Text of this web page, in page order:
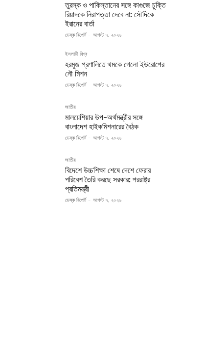
তুরস্ক ও পাকিস্তানের সঙ্গে কাগুজে চুক্তি
রিয়াদকে নিরাপত্তা দেবে না: সৌদিকে
ইরানের বার্তা
ডেস্ক রিপোর্ট - আগস্ট ৭, ২০২৬
ইসলামী বিশ্ব
হরমুজ প্রণালিতে থমকে গেলো ইউরোপের
নৌ মিশন
ডেস্ক রিপোর্ট - আগস্ট ৭, ২০২৬
জাতীয়
মালয়েশিয়ার উপ-অর্থমন্ত্রীর সঙ্গে
বাংলাদেশ হাইকমিশনারের বৈঠক
ডেস্ক রিপোর্ট - আগস্ট ৭, ২০২৬
জাতীয়
বিদেশে উচ্চশিক্ষা শেষে দেশে ফেরার
পরিবেশ তৈরি করছে সরকার: পররাষ্ট্র
প্রতিমন্ত্রী
ডেস্ক রিপোর্ট - আগস্ট ৭, ২০২৬